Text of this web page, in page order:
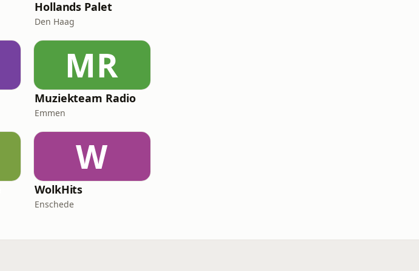
Hollands Palet
Den Haag
MR
Muziekteam Radio
Emmen
W
WolkHits
Enschede